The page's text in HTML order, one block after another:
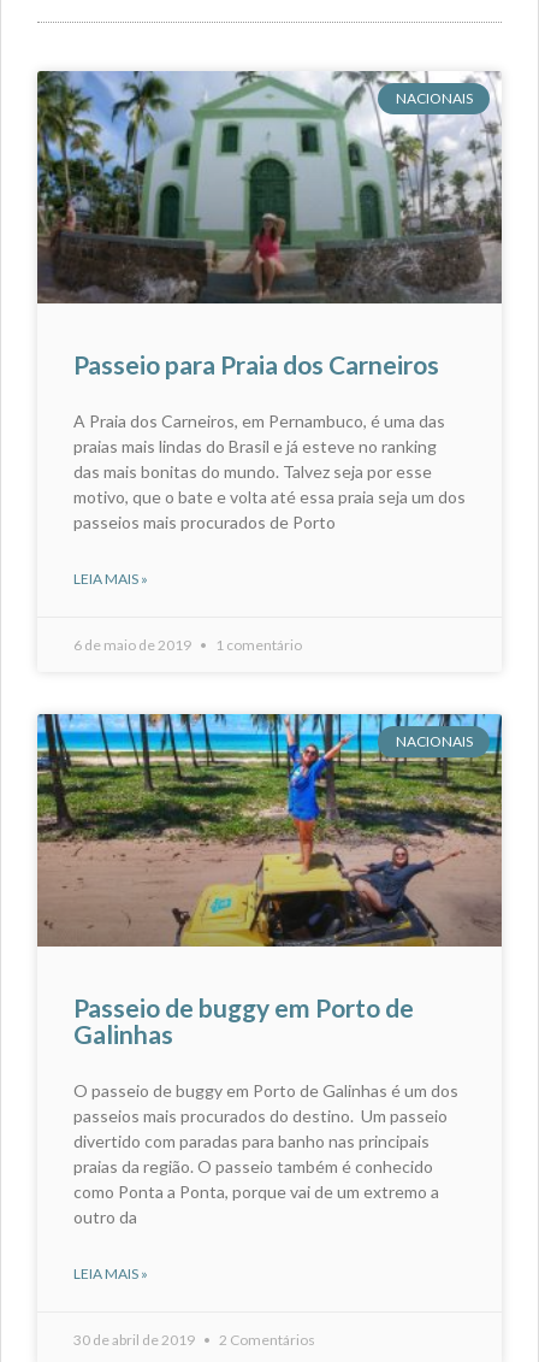
NACIONAIS
Passeio para Praia dos Carneiros
A Praia dos Carneiros, em Pernambuco, é uma das
praias mais lindas do Brasil e já esteve no ranking
das mais bonitas do mundo. Talvez seja por esse
motivo, que o bate e volta até essa praia seja um dos
passeios mais procurados de Porto
LEIA MAIS »
6 de maio de 2019 1 comentário
NACIONAIS
Passeio de buggy em Porto de
Galinhas
O passeio de buggy em Porto de Galinhas é um dos
passeios mais procurados do destino. Um passeio
divertido com paradas para banho nas principais
praias da região. O passeio também é conhecido
como Ponta a Ponta, porque vai de um extremo a
outro da
LEIA MAIS »
30 de abril de 2019 2 Comentários